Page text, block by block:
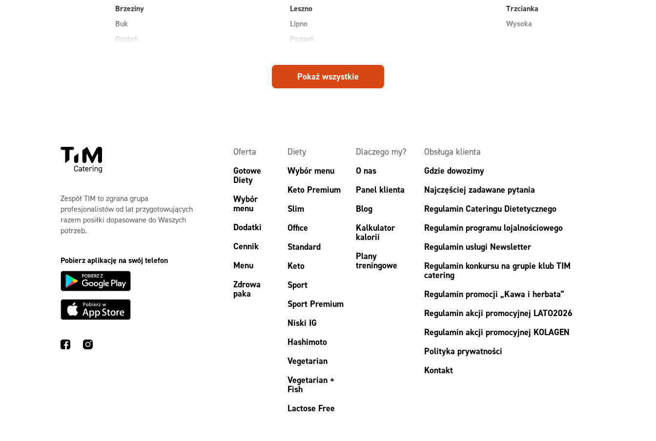
Brzeziny
Buk
Gostyń
Leszno
Lipno
Poznań
Trzcianka
Wysoka
Pokaż wszystkie
Zespół TIM to zgrana grupa
profesjonalistów od lat przygotowujących
razem posiłki dopasowane do Waszych
potrzeb.
Pobierz aplikację na swój telefon
Oferta
Gotowe
Diety
Wybór
menu
Dodatki
Cennik
Menu
Zdrowa
paka
Diety
Wybór menu
Keto Premium
Slim
Office
Standard
Keto
Sport
Sport Premium
Niski IG
Hashimoto
Vegetarian
Vegetarian +
Fish
Lactose Free
Dlaczego my?
O nas
Panel klienta
Blog
Kalkulator
kalorii
Plany
treningowe
Obsługa klienta
Gdzie dowozimy
Najczęściej zadawane pytania
Regulamin Cateringu Dietetycznego
Regulamin programu lojalnościowego
Regulamin usługi Newsletter
Regulamin konkursu na grupie klub TIM
catering
Regulamin promocji „Kawa i herbata”
Regulamin akcji promocyjnej LATO2026
Regulamin akcji promocyjnej KOLAGEN
Polityka prywatności
Kontakt